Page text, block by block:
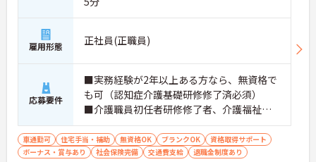
雇用形態 正社員(正職員)
応募要件
■実務経験が2年以上ある方なら、無資格で
も可（認知症介護基礎研修修了済必須）
■介護職員初任者研修修了者、介護福祉士
歓迎 ■ブランク可
車通勤可 住宅手当・補助 無資格OK ブランクOK
資格取得サポート
ボーナス・賞与あり
社会保険完備 交通費支給 退職金制度あり